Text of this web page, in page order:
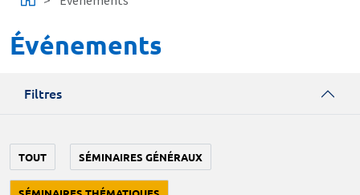
Événements
Filtres
TOUT SÉMINAIRES GÉNÉRAUX